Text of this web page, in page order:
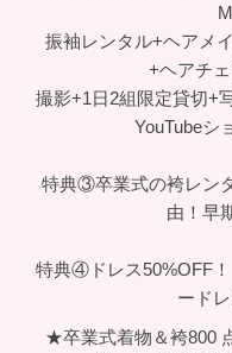
振袖レンタル+ヘアメ
+ヘアチ
撮影+1日2組限定貸切+
YouTubeシ
特典③卒業式の袴レン
由！早
特典④ドレス50%OFF
ード
★卒業式着物＆袴800